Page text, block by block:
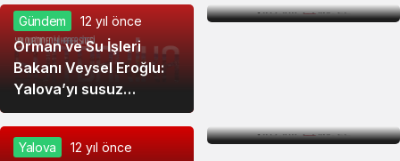
Gündem 12 yıl önce
Orman ve Su İşleri
Bakanı Veysel Eroğlu:
Yalova’yı susuz
bırakmayız
Yalova 12 yıl önce